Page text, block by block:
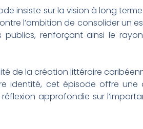
insiste sur la vision à long
l’ambition de consolider un
renforçant ainsi le
de la création littéraire
identité, cet épisode offre une
approfondie sur